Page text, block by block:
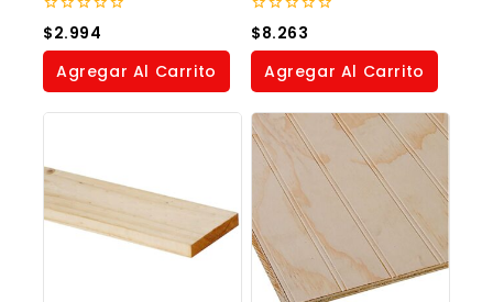
0
out
of
$2.994
Agregar Al Carrito
0
out
of
$8.263
Agregar Al Carrito